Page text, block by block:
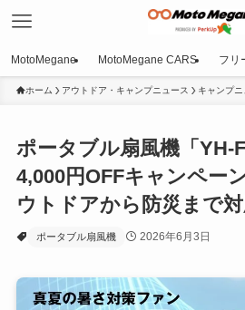
MotoMegane MotoMegane CARS フリ
ホーム アウトドア・キャンプニュース キャンプ
ポータブル扇風機「YH-
4,000円OFFキャンペー
ウトドアから防災まで
ポータブル扇風機 2026年6月3日